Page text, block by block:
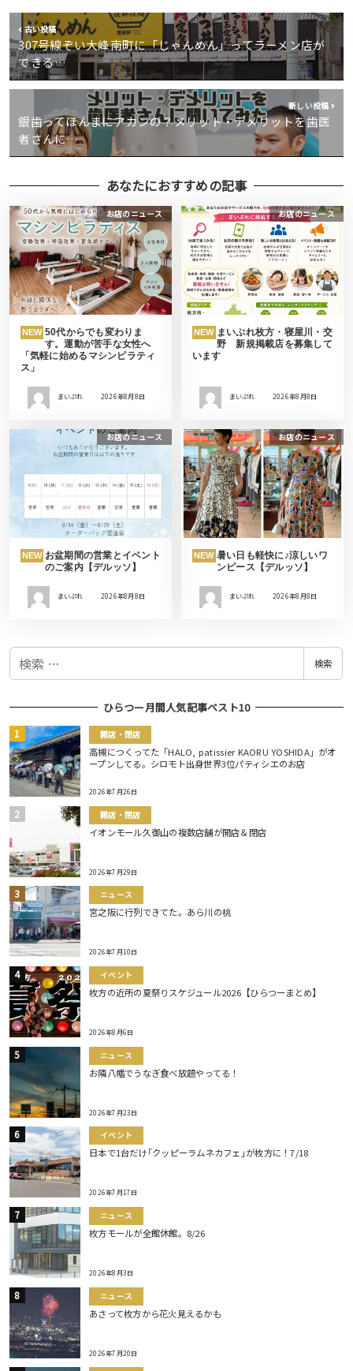
古い投稿
307号線ぞい大峰南町に「じゃんめん」ってラーメン店が
できる…
新しい投稿
銀歯ってほんまにアカンの？メリット・デメリットを歯医
者さんに…
あなたにおすすめの記事
お店のニュース
NEW 50代からでも変わりま
す。運動が苦手な女性へ
「気軽に始めるマシンピラティ
ス」
まいぷれ 2026年8月8日
お店のニュース
NEW まいぷれ枚方・寝屋川・交
野 新規掲載店を募集して
います
まいぷれ 2026年8月8日
お店のニュース
NEW お盆期間の営業とイベント
のご案内【デルッソ】
まいぷれ 2026年8月8日
お店のニュース
NEW 暑い日も軽快に♪涼しいワ
ンピース【デルッソ】
まいぷれ 2026年8月8日
検
検索
ひらつー月間人気記事ベスト10
開店・閉店
高槻につくってた「HALO, patissier KAORU YOSHIDA」がオ
ープンしてる。シロモト出身世界3位パティシエのお店
2026年7月26日
開店・閉店
イオンモール久御山の複数店舗が開店＆閉店
2026年7月29日
ニュース
宮之阪に行列できてた。あら川の桃
2026年7月10日
イベント
枚方の近所の夏祭りスケジュール2026【ひらつーまとめ】
2026年8月6日
ニュース
お隣八幡でうなぎ食べ放題やってる！
2026年7月23日
イベント
日本で1台だけ｢クッピーラムネカフェ｣が枚方に！7/18
2026年7月17日
ニュース
枚方モールが全館休館。8/26
2026年8月3日
ニュース
あさって枚方から花火見えるかも
2026年7月20日